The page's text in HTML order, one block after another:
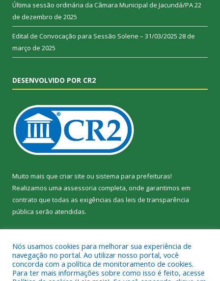
Última sessão ordinária da Câmara Municipal de Jacundá/PA22
de dezembro de 2025
Edital de Convocação para Sessão Solene – 31/03/2025 28 de
março de 2025
DESENVOLVIDO POR CR2
Muito mais que criar site ou sistema para prefeituras!
Realizamos uma assessoria completa, onde garantimos em
contrato que todas as exigências das leis de transparência
pública serão atendidas.
Nós usamos cookies para melhorar sua experiência de
navegação no portal. Ao utilizar nosso portal, você
concorda com a política de monitoramento de cookies.
Para ter mais informações sobre como isso é feito, acesse